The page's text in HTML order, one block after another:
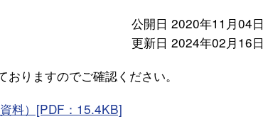
公開日 2020年11月04日
更新日 2024年02月16日
りますのでご確認ください。
料）[PDF：15.4KB]